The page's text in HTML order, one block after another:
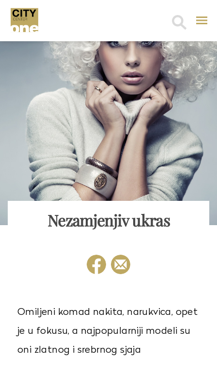
Search
Nezamjenjiv ukras
Omiljeni komad nakita, narukvica, opet
je u fokusu, a najpopularniji modeli su
oni zlatnog i srebrnog sjaja